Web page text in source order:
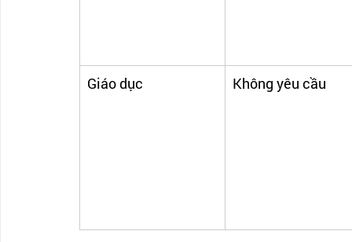
Giáo dục Không yêu cầu